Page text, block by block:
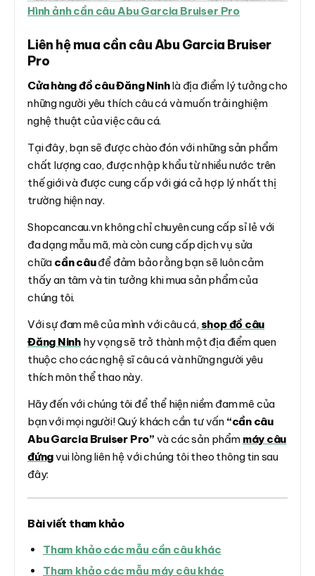
Hình ảnh cần câu Abu Garcia Bruiser Pro
Liên hệ mua cần câu Abu Garcia Bruiser
Pro
Cửa hàng đồ câu Đăng Ninhlà địa điểm lý tưởng cho
những người yêu thích câu cá và muốn trải nghiệm
nghệ thuật của việc câu cá.
Tại đây, bạn sẽ được chào đón với những sản phẩm
chất lượng cao, được nhập khẩu từ nhiều nước trên
thế giới và được cung cấp với giá cả hợp lý nhất thị
trường hiện nay.
Shopcancau.vn không chỉ chuyên cung cấp sỉ lẻ với
đa dạng mẫu mã, mà còn cung cấp dịch vụ sửa
chữa cần câuđể đảm bảo rằng bạn sẽ luôn cảm
thấy an tâm và tin tưởng khi mua sản phẩm của
chúng tôi.
Với sự đam mê của mình với câu cá, shop đồ câu
Đăng Ninhhy vọng sẽ trở thành một địa điểm quen
thuộc cho các nghệ sĩ câu cá và những người yêu
thích môn thể thao này.
Hãy đến với chúng tôi để thể hiện niềm đam mê của
bạn với mọi người! Quý khách cần tư vấn “cần câu
Abu Garcia Bruiser Pro” và các sản phẩm máy câu
đứngvui lòng liên hệ với chúng tôi theo thông tin sau
đây:
Bài viết tham khảo
Tham khảo các mẫu cần câu khác
Tham khảo các mẫu máy câu khác